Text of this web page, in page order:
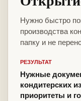
Нужно быстро
производства
папку и не
РЕЗУЛЬТАТ
Нужные
кондитерских
приоритеты и